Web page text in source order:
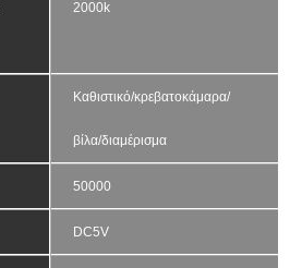
2000k
Καθιστικό/κρεβατοκάμαρα/
βίλα/διαμέρισμα
50000
DC5V